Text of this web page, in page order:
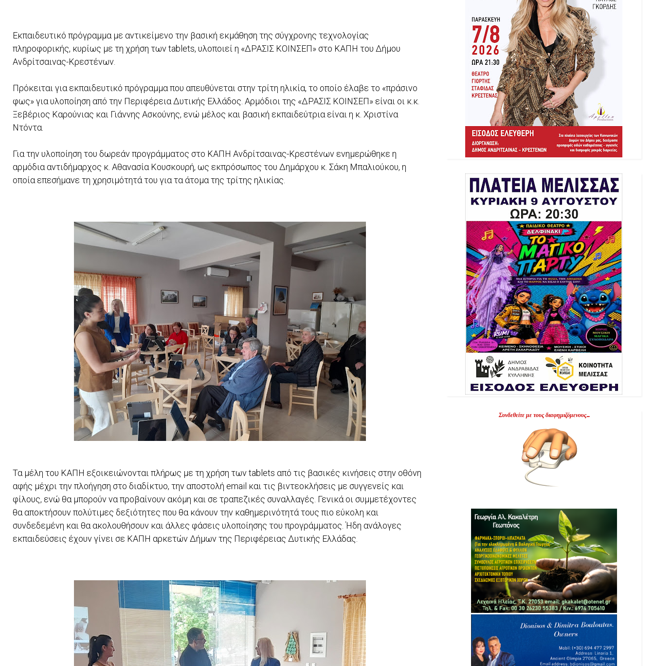
Εκπαιδευτικό πρόγραμμα με αντικείμενο την βασική εκμάθηση της σύγχρονης τεχνολογίας
πληροφορικής, κυρίως με τη χρήση των tablets, υλοποιεί η «ΔΡΑΣΙΣ ΚΟΙΝΣΕΠ» στο ΚΑΠΗ του Δήμου
Ανδρίτσαινας-Κρεστένων.
Πρόκειται για εκπαιδευτικό πρόγραμμα που απευθύνεται στην τρίτη ηλικία, το οποίο έλαβε το «πράσινο
φως» για υλοποίηση από την Περιφέρεια Δυτικής Ελλάδος. Αρμόδιοι της «ΔΡΑΣΙΣ ΚΟΙΝΣΕΠ» είναι οι κ.κ.
Ξεβέριος Καρούνιας και Γιάννης Ασκούνης, ενώ μέλος και βασική εκπαιδεύτρια είναι η κ. Χριστίνα
Ντόντα.
Για την υλοποίηση του δωρεάν προγράμματος στο ΚΑΠΗ Ανδρίτσαινας-Κρεστένων ενημερώθηκε η
αρμόδια αντιδήμαρχος κ. Αθανασία Κουσκουρή, ως εκπρόσωπος του Δημάρχου κ. Σάκη Μπαλιούκου, η
οποία επεσήμανε τη χρησιμότητά του για τα άτομα της τρίτης ηλικίας.
Τα μέλη του ΚΑΠΗ εξοικειώνονται πλήρως με τη χρήση των tablets από τις βασικές κινήσεις στην οθόνη
αφής μέχρι την πλοήγηση στο διαδίκτυο, την αποστολή email και τις βιντεοκλήσεις με συγγενείς και
φίλους, ενώ θα μπορούν να προβαίνουν ακόμη και σε τραπεζικές συναλλαγές. Γενικά οι συμμετέχοντες
θα αποκτήσουν πολύτιμες δεξιότητες που θα κάνουν την καθημερινότητά τους πιο εύκολη και
συνδεδεμένη και θα ακολουθήσουν και άλλες φάσεις υλοποίησης του προγράμματος. Ήδη ανάλογες
εκπαιδεύσεις έχουν γίνει σε ΚΑΠΗ αρκετών Δήμων της Περιφέρειας Δυτικής Ελλάδας.
Συνδεθείτε με τους διαφημιζόμενους...